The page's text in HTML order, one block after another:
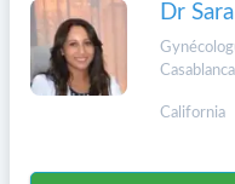
Dr
Casablanca
California